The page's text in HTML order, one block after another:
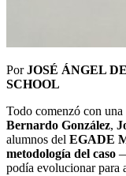
PorJOSÉ ÁNGEL
SCHOOL
Todo comenzó con
Bernardo González,
alumnos del EGADE
metodología del caso
podía evolucionar para